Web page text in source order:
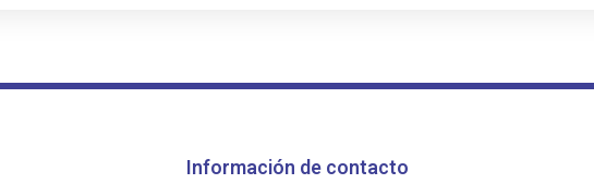
Información de contacto